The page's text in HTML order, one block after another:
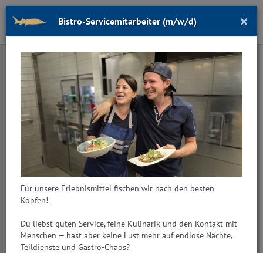
GRÜLL-VODKA-SERIE
×
Bistro-Servicemitarbeiter (m/w/d)
Für unsere Erlebnismittel fischen wir nach den besten
Köpfen!
Du liebst guten Service, feine Kulinarik und den Kontakt mit
Menschen — hast aber keine Lust mehr auf endlose Nächte,
Teildienste und Gastro-Chaos?